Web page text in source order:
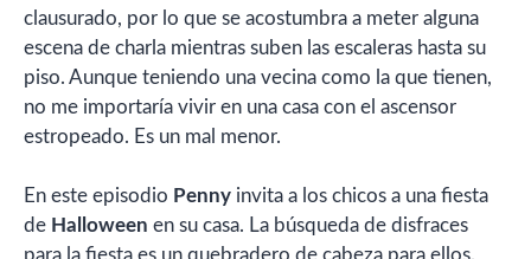
clausurado, por lo que se acostumbra a meter alguna
escena de charla mientras suben las escaleras hasta su
piso. Aunque teniendo una vecina como la que tienen,
no me importaría vivir en una casa con el ascensor
estropeado. Es un mal menor.
En este episodio Penny invita a los chicos a una fiesta
de Halloween en su casa. La búsqueda de disfraces
para la fiesta es un quebradero de cabeza para ellos.